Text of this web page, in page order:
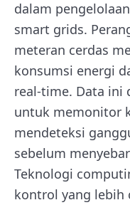
dalam
smart grids.
meteran cerdas
konsumsi energi
real-time. Data ini
untuk memonitor
mendeteksi
sebelum
Teknologi
kontrol yang lebih